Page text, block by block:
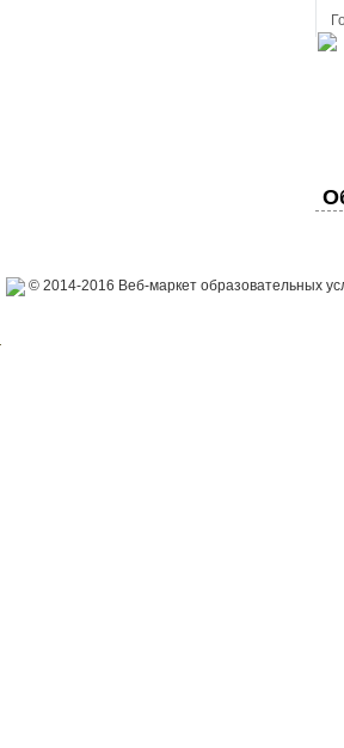
© 2014-2016 Веб-маркет образовательных